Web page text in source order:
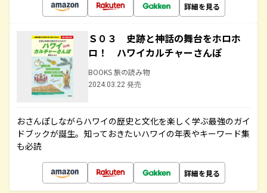
詳細を見る
Ｓ０３ 史跡と神話の舞台をホロホ
ロ！ ハワイカルチャーさんぽ
BOOKS 旅の読み物
2024.03.22 発売
おさんぽしながらハワイの歴史と文化を楽しく学ぶ最強のガイ
ドブックが誕生。知っておきたいハワイの年表やキーワード集
も必読
詳細を見る